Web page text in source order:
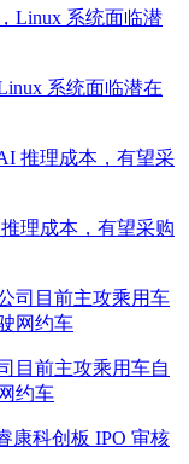
系统面临潜在
理成本，有望采购
目前主攻乘用车自
约车